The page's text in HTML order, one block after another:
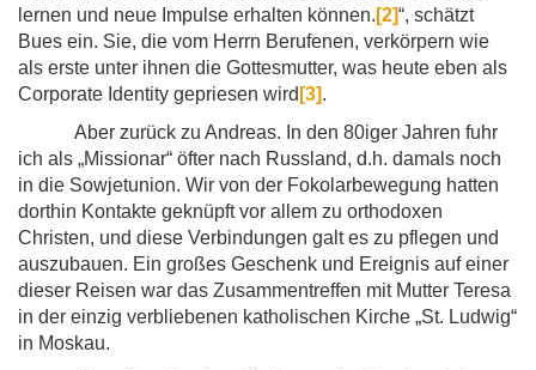
lernen und neue Impulse erhalten können. [2]“, schätzt
Bues ein. Sie, die vom Herrn Berufenen, verkörpern wie
als erste unter ihnen die Gottesmutter, was heute eben als
Corporate Identity gepriesen wird [3].
Aber zurück zu Andreas. In den 80iger Jahren fuhr
ich als „Missionar“ öfter nach Russland, d.h. damals noch
in die Sowjetunion. Wir von der Fokolarbewegung hatten
dorthin Kontakte geknüpft vor allem zu orthodoxen
Christen, und diese Verbindungen galt es zu pflegen und
auszubauen. Ein großes Geschenk und Ereignis auf einer
dieser Reisen war das Zusammentreffen mit Mutter Teresa
in der einzig verbliebenen katholischen Kirche „St. Ludwig“
in Moskau.